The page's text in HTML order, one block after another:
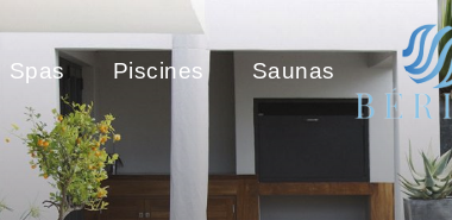
Spas Piscines Saunas